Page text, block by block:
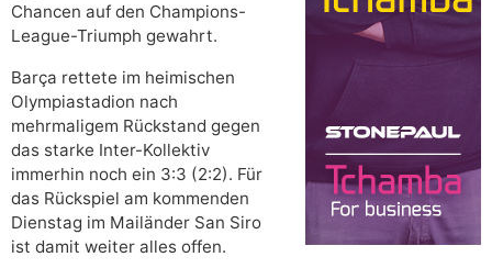
Chancen auf den Champions-
League-Triumph gewahrt.
Barça rettete im heimischen
Olympiastadion nach
mehrmaligem Rückstand gegen
das starke Inter-Kollektiv
immerhin noch ein 3:3 (2:2). Für
das Rückspiel am kommenden
Dienstag im Mailänder San Siro
ist damit weiter alles offen.